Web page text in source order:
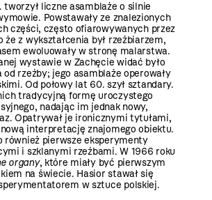
liczne asamblaże o silnie
Powstawały ze znalezionych
części, często ofiarowywanych przez
że z wykształcenia był rzeźbiarzem,
ewoluowały w stronę malarstwa.
wystawie w Zachęcie widać było
rzeźby; jego asamblaże operowały
Od połowy lat 60. szył sztandary.
tradycyjną formę uroczystego
nadając im jednak nowy,
Opatrywał je ironicznymi tytułami,
interpretację znajomego obiektu.
również pierwsze eksperymenty
i szklanymi rzeźbami. W 1966 roku
organy, które miały być pierwszym
na świecie. Hasior stawał się
w sztuce polskiej.